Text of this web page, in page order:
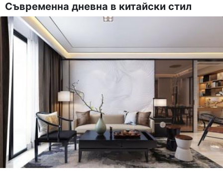
Съвременна дневна в китайски стил